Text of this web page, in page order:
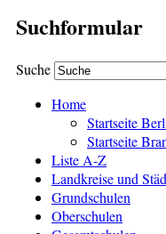
Suchformular
Suche
Home
Startseite
Startseite
Liste A-Z
Landkreise und
Grundschulen
Oberschulen